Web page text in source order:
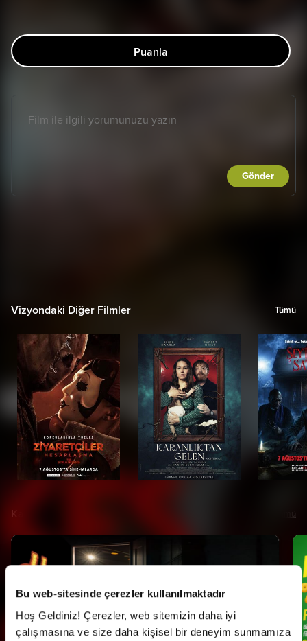
Bu web-sitesinde çerezler kullanılmaktadır
Hoş Geldiniz! Çerezler, web sitemizin daha iyi
çalışmasına ve size daha kişisel bir deneyim sunmamıza
Puanla
Gönder
Vizyondaki Diğer Filmler Tümü
Kampanyalar Tümü